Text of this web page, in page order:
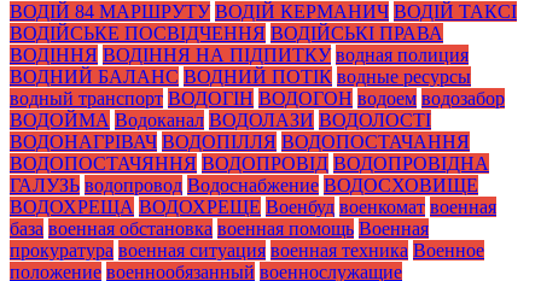
ВОДІЙ 84 МАРШРУТУ ВОДІЙ КЕРМАНИЧ ВОДІЙ ТАКСІ
ВОДІЙСЬКЕ ПОСВІДЧЕННЯ ВОДІЙСЬКІ ПРАВА
ВОДІННЯ ВОДІННЯ НА ПІДПИТКУ водная полиция
ВОДНИЙ БАЛАНС ВОДНИЙ ПОТІК водные ресурсы
водный транспорт ВОДОГІН ВОДОГОН водоем водозабор
ВОДОЙМА Водоканал ВОДОЛАЗИ ВОДОЛОСТІ
ВОДОНАГРІВАЧ ВОДОПІЛЛЯ ВОДОПОСТАЧАННЯ
ВОДОПОСТАЧЯННЯ ВОДОПРОВІД ВОДОПРОВІДНА
ГАЛУЗЬ водопровод Водоснабжение ВОДОСХОВИЩЕ
ВОДОХРЕЩА ВОДОХРЕЩЕ Военбуд военкомат военная
база военная обстановка военная помощь Военная
прокуратура военная ситуация военная техника Военное
положение военнообязанный военнослужащие